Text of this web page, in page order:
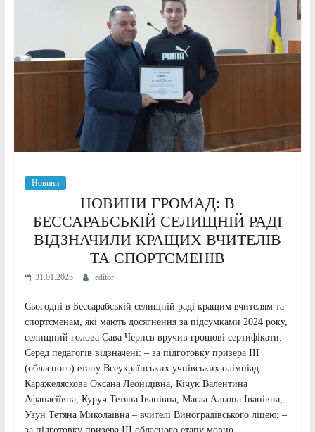
Новини
НОВИНИ ГРОМАД: В
БЕССАРАБСЬКІЙ СЕЛИЩНІЙ РАДІ
ВІДЗНАЧИЛИ КРАЩИХ ВЧИТЕЛІВ
ТА СПОРТСМЕНІВ
31.01.2025 editor
Сьогодні в Бессарабській селищній раді кращим вчителям та
спортсменам, які мають досягнення за підсумками 2024 року,
селищний голова Сава Чернєв вручив грошові сертифікати.
Серед педагогів відзначені: – за підготовку призера ІІІ
(обласного) етапу Всеукраїнських учнівських олімпіад:
Каражеляскова Оксана Леонідівна, Кічук Валентина
Афанасіївна, Куруч Тетяна Іванівна, Магла Альона Іванівна,
Узун Тетяна Миколаївна – вчителі Виноградівського ліцею; –